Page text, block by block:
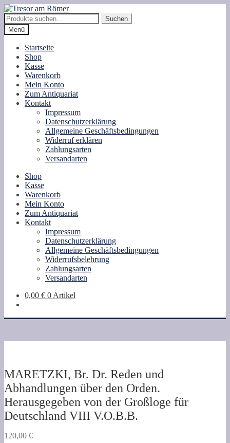
Zur
Navigation
springen
Zum
Inhalt
springen
Suche
nach:
Suchen
Menü
Startseite
Shop
Kasse
Warenkorb
Mein Konto
Zum Antiquariat
Kontakt
Impressum
Datenschutzerklärung
Allgemeine Geschäftsbedingungen
Widerruf erklären
Zahlungsarten
Versandarten
Shop
Kasse
Warenkorb
Mein Konto
Zum Antiquariat
Kontakt
Impressum
Datenschutzerklärung
Allgemeine Geschäftsbedingungen
Widerrufsbelehrung
Zahlungsarten
Versandarten
0,00 € 0 Artikel
MARETZKI, Br. Dr. Reden und
Abhandlungen über den Orden.
Herausgegeben von der Großloge für
Deutschland VIII V.O.B.B.
120,00 €